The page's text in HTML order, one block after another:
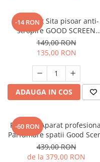
-14 RON
SET: 10 x Sita pisoar anti-
stropire GOOD SCREEN
PowerFresh 30+, Citrus
149,00 RON
135,00 RON
ADAUGA IN COS
-60 RON
PACHET: Aparat
Parfumare spatii Good
GS 100, culoare alb si negru
cu rezerva inclusa
439,00 RON
de la 379,00 RON